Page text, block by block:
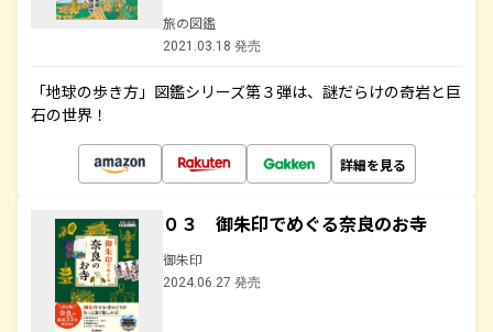
旅の図鑑
2021.03.18 発売
「地球の歩き方」図鑑シリーズ第３弾は、謎だらけの奇岩と巨
石の世界！
詳細を見る
０３ 御朱印でめぐる奈良のお寺
御朱印
2024.06.27 発売